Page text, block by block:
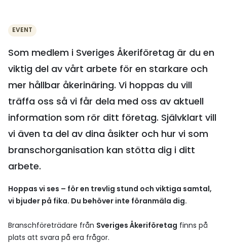
EVENT
Som medlem i Sveriges Åkeriföretag är du en
viktig del av vårt arbete för en starkare och
mer hållbar åkerinäring. Vi hoppas du vill
träffa oss så vi får dela med oss av aktuell
information som rör ditt företag. Självklart vill
vi även ta del av dina åsikter och hur vi som
branschorganisation kan stötta dig i ditt
arbete.
Hoppas vi ses – för en trevlig stund och viktiga samtal,
vi bjuder på fika. Du behöver inte föranmäla dig.
Branschföreträdare från Sveriges Åkeriföretag finns på
plats att svara på era frågor.